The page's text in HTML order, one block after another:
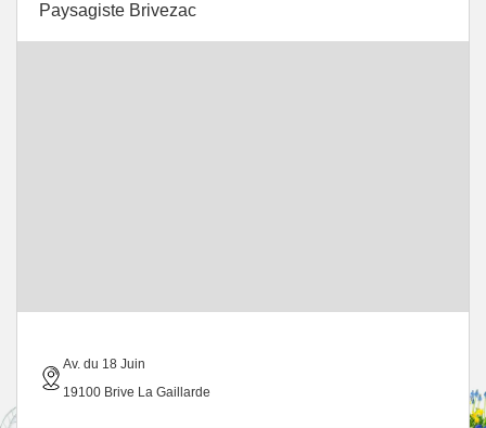
Paysagiste Brivezac
Av. du 18 Juin
19100 Brive La Gaillarde